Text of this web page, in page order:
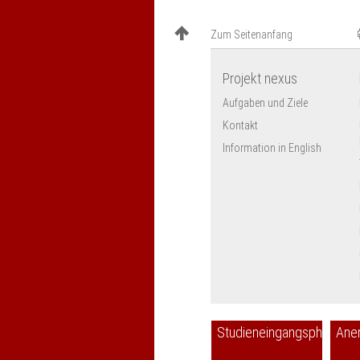
Zum Seitenanfang
Projekt nexus
Aufgaben und Ziele
Kontakt
Information in English
Studieneingangsphase